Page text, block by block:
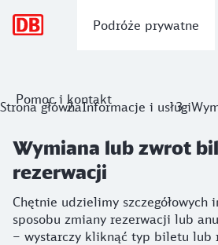
Podróże prywatne
Pomoc i kontakt
Wymiana lub zwrot
Strona głównaInformacje i usługi
Wymiana lub zwrot
rezerwacji
Chętnie udzielimy
sposobu zmiany rezerwacji lub
– wystarczy kliknąć typ biletu lub